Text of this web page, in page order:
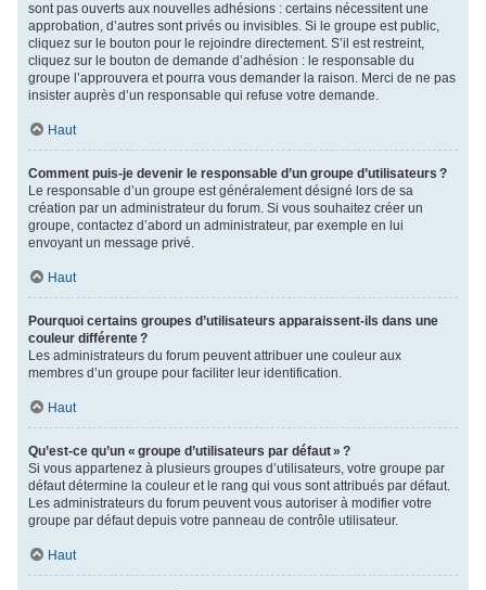
sont pas ouverts aux nouvelles adhésions : certains nécessitent une
approbation, d’autres sont privés ou invisibles. Si le groupe est public,
cliquez sur le bouton pour le rejoindre directement. S’il est restreint,
cliquez sur le bouton de demande d’adhésion : le responsable du
groupe l’approuvera et pourra vous demander la raison. Merci de ne pas
insister auprès d’un responsable qui refuse votre demande.
Haut
Comment puis-je devenir le responsable d’un groupe d’utilisateurs ?
Le responsable d’un groupe est généralement désigné lors de sa
création par un administrateur du forum. Si vous souhaitez créer un
groupe, contactez d’abord un administrateur, par exemple en lui
envoyant un message privé.
Haut
Pourquoi certains groupes d’utilisateurs apparaissent-ils dans une
couleur différente ?
Les administrateurs du forum peuvent attribuer une couleur aux
membres d’un groupe pour faciliter leur identification.
Haut
Qu’est-ce qu’un « groupe d’utilisateurs par défaut » ?
Si vous appartenez à plusieurs groupes d’utilisateurs, votre groupe par
défaut détermine la couleur et le rang qui vous sont attribués par défaut.
Les administrateurs du forum peuvent vous autoriser à modifier votre
groupe par défaut depuis votre panneau de contrôle utilisateur.
Haut